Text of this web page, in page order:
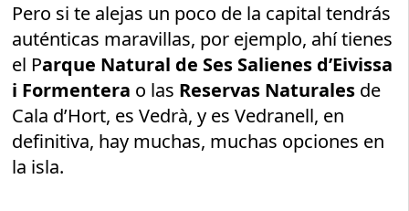
Pero si te alejas un poco de la capital tendrás
auténticas maravillas, por ejemplo, ahí tienes
el Parque Natural de Ses Salienes d’Eivissa
i Formentera o las Reservas Naturales de
Cala d’Hort, es Vedrà, y es Vedranell, en
definitiva, hay muchas, muchas opciones en
la isla.